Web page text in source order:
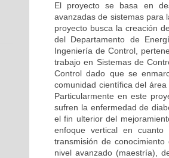
El proyecto se basa en
avanzadas de sistemas para
proyecto busca la creación
del Departamento de
Ingeniería de Control,
trabajo en Sistemas de
Control dado que se
comunidad científica del
Particularmente en este
sufren la enfermedad de
el fin ulterior del
enfoque vertical en
transmisión de
nivel avanzado (maestría),